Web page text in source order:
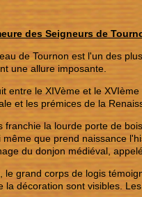
des Seigneurs de
de Tournon est l'un des
une allure imposante.
entre le XIVème et le
et les prémices de la
franchie la lourde porte de
même que prend naissance
du donjon médiéval,
le grand corps de logis
la décoration sont visibles.